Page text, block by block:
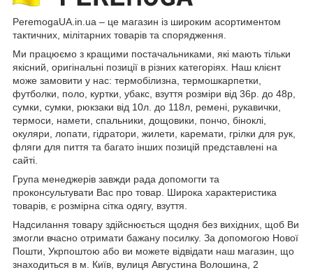
PeremogaUA.in.ua ‒ це магазин із широким асортиментом
тактичних, мілітарних товарів та спорядження.
Ми працюємо з кращими постачальниками, які мають тільки
якісний, оригінальні позиції в різних категоріях. Наш клієнт
може замовити у нас: термобілизна, термошкарпетки,
футболки, поло, куртки, убакс, взуття розміри від 36р. до 48р,
сумки, сумки, рюкзаки від 10л. до 118л, ремені, рукавички,
термоси, намети , спальники, дощовики, пончо, біноклі,
окуляри, лопати, гідратори , жилети, каремати, грілки для рук,
фляги для пиття та багато інших позицій представлені на
сайті.
Група менеджерів завжди рада допомогти та
проконсультувати Вас про товар. Широка характеристика
товарів, є розмірна сітка одягу, взуття.
Надсилання товару здійснюється щодня без вихідних, щоб Ви
змогли вчасно отримати бажану посилку. За допомогою Нової
Пошти, Укрпоштою або ви можете відвідати наш магазин, що
знаходиться в м. Київ, вулиця Августина Волошина, 2